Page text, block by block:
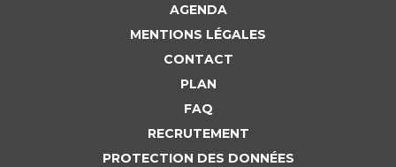
AGENDA
MENTIONS LÉGALES
CONTACT
PLAN
FAQ
RECRUTEMENT
PROTECTION DES DONNÉES